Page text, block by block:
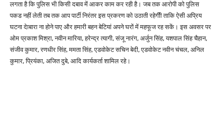
लगता है कि पुलिस भी किसी दबाव में आकर काम कर रही है। जब तक आरोपी को पुलिस
पकड नहीं लेती तब तक आप पार्टी निरंतर इस प्रकरण को उठाती रहेगीी ताकि ऐसी अप्रिय
घटना देाबारा ना होने पाए और हमारी बहन बेटियां अपने घरों में महफूज रह सकें। इस अवसर पर
ओम प्रकाश मिश्रा, नवीन मारिया, हरेन्द्र त्यागी, संजू नारंग, अर्जुन सिंह, यशपाल सिंह चैहान,
संजीव कुमार, रणधीर सिंह, ममता सिंह, एडवोकेट सचिन बेदी, एडवोकेट नवीन चंचल, अनिल
कुमार, प्रियंका, अजित दुबे, आदि कार्यकर्ता शामिल रहे।